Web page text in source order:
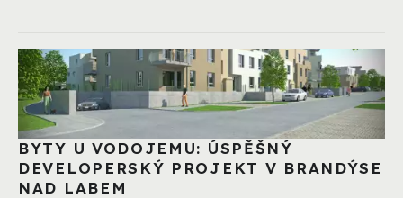
BYTY U VODOJEMU: ÚSPĚŠNÝ
DEVELOPERSKÝ PROJEKT V BRANDÝSE
NAD LABEM